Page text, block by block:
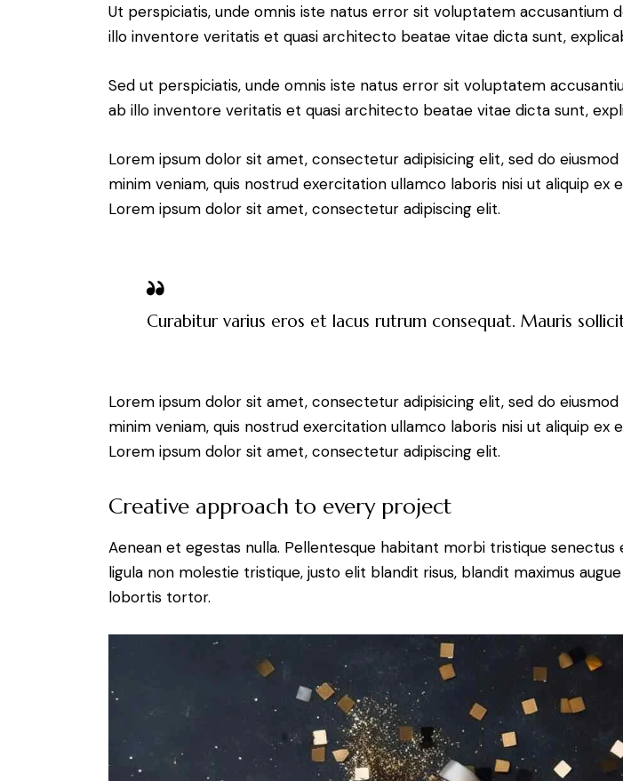
Ut perspiciatis, unde omnis iste natus error sit voluptatem accusantium
illo inventore veritatis et quasi architecto beatae vitae dicta sunt,
Sed ut perspiciatis, unde omnis iste natus error sit voluptatem
ab illo inventore veritatis et quasi architecto beatae vitae dicta sunt,
Lorem ipsum dolor sit amet, consectetur adipisicing elit, sed do
minim veniam, quis nostrud exercitation ullamco laboris nisi ut aliquip
Lorem ipsum dolor sit amet, consectetur adipiscing elit.
Curabitur varius eros et lacus rutrum consequat. Mauris
Lorem ipsum dolor sit amet, consectetur adipisicing elit, sed do
minim veniam, quis nostrud exercitation ullamco laboris nisi ut aliquip
Lorem ipsum dolor sit amet, consectetur adipiscing elit.
Creative approach to every project
Aenean et egestas nulla. Pellentesque habitant morbi tristique
ligula non molestie tristique, justo elit blandit risus, blandit maximus
lobortis tortor.